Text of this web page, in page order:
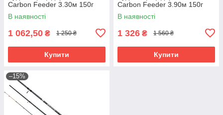
Carbon Feeder 3.30м 150г
В наявності
1 062,50 ₴ 1 250 ₴
Купити
Carbon Feeder 3.90м 150г
В наявності
1 326 ₴ 1 560 ₴
Купити
–15%